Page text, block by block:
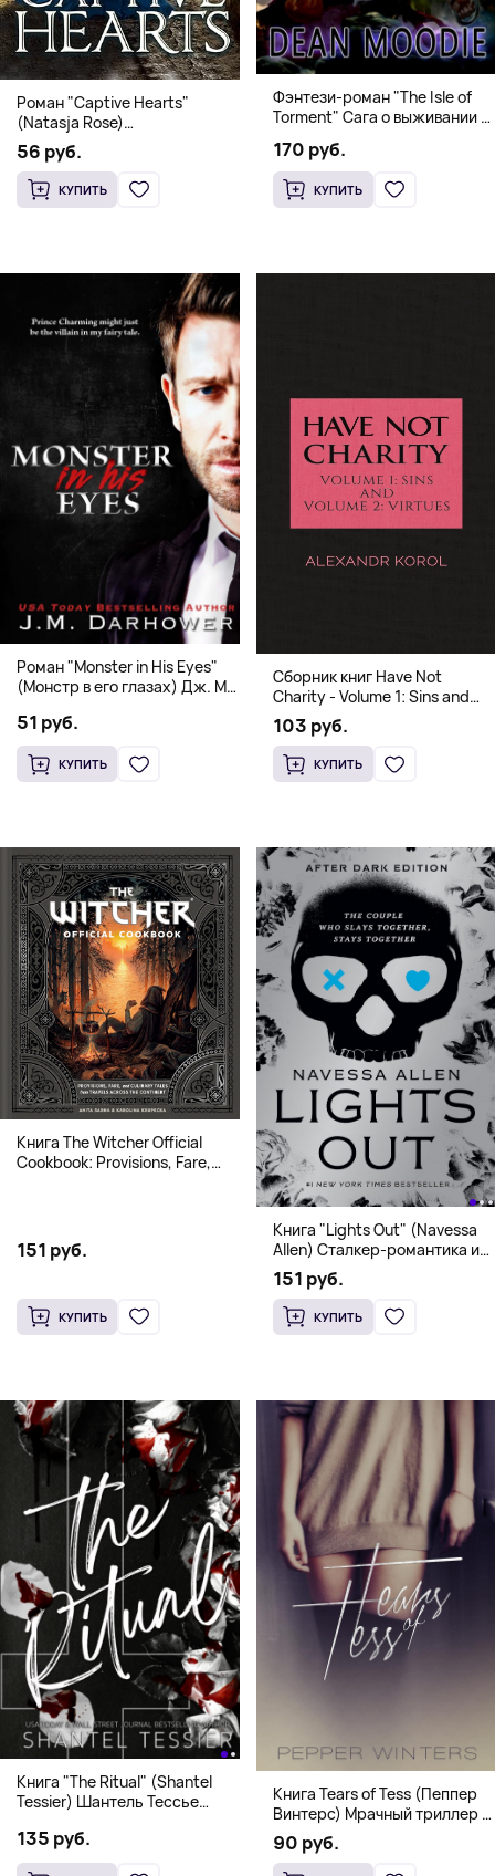
Роман "Captive Hearts"
(Natasja Rose)
Романтическое фэнтези
56 руб.
КУПИТЬ
Фэнтези-роман "The Isle of
Torment" Сага о выживании и
170 руб.
КУПИТЬ
Роман "Monster in His Eyes"
(Монстр в его глазах) Дж. М.
18+
51 руб.
КУПИТЬ
Сборник книг Have Not
Charity - Volume 1: Sins and
Volume 2: Virtues
103 руб.
КУПИТЬ
Книга The Witcher Official
Cookbook: Provisions, Fare,
151 руб.
КУПИТЬ
Книга "Lights Out" (Navessa
Allen) Сталкер-романтика и
человек в маске (18+)
151 руб.
КУПИТЬ
Книга "The Ritual" (Shantel
Tessier) Шантель Тессье
романс бестселлер (18+)
135 руб.
Книга Tears of Tess (Пеппер
Винтерс) Мрачный триллер о
выживании и страсти (18+)
90 руб.